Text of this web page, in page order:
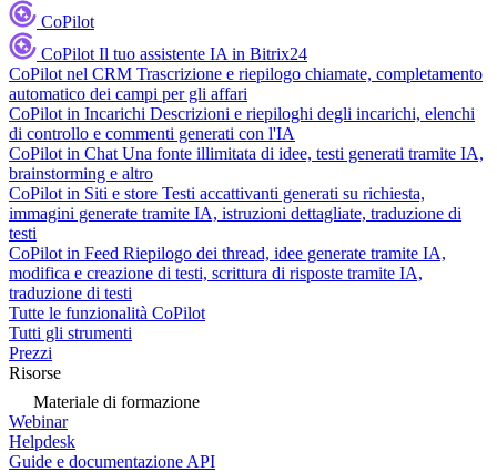
CoPilot
CoPilot Il tuo assistente IA in Bitrix24
CoPilot nel CRM Trascrizione e riepilogo chiamate, completamento
automatico dei campi per gli affari
CoPilot in Incarichi Descrizioni e riepiloghi degli incarichi, elenchi
di controllo e commenti generati con l'IA
CoPilot in Chat Una fonte illimitata di idee, testi generati tramite IA,
brainstorming e altro
CoPilot in Siti e store Testi accattivanti generati su richiesta,
immagini generate tramite IA, istruzioni dettagliate, traduzione di
testi
CoPilot in Feed Riepilogo dei thread, idee generate tramite IA,
modifica e creazione di testi, scrittura di risposte tramite IA,
traduzione di testi
Tutte le funzionalità CoPilot
Tutti gli strumenti
Prezzi
Risorse
Materiale di formazione
Webinar
Helpdesk
Guide e documentazione API